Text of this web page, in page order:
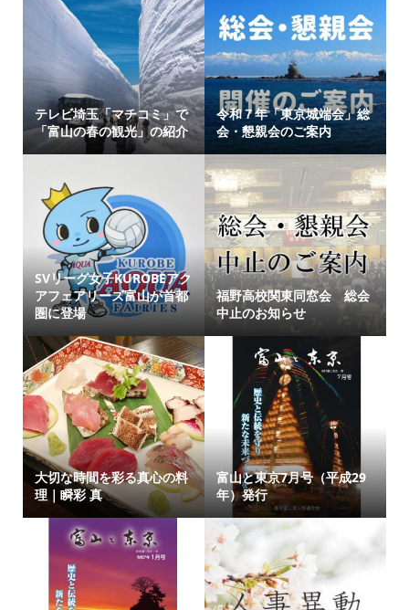
テレビ埼玉「マチコミ」で
「富山の春の観光」の紹介
令和７年「東京城端会」総
会・懇親会のご案内
SVリーグ女子KUROBEアク
アフェアリーズ富山が首都
圏に登場
福野高校関東同窓会 総会
中止のお知らせ
大切な時間を彩る真心の料
理｜瞬彩 真
富山と東京7月号（平成29
年）発行